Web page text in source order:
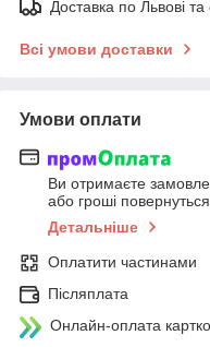
Доставка по Львові
Всі умови доставки
Умови оплати
Ви отримаєте
або гроші
Детальніше
Оплатити частинами
Післяплата
Онлайн-оплата